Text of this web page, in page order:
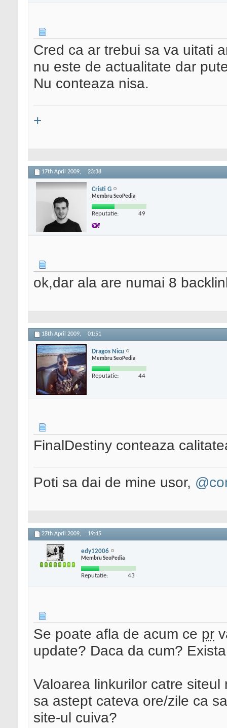
Cred ca ar trebui sa va uitati
nu este de actualitate dar
Nu conteaza nisa.
+
17th April 2009, 23:38
Cristi G
Membru SeoPedia
Reputatie: 49
ok,dar ala are numai 8
18th April 2009, 01:51
Dragos Nicu
Membru SeoPedia
Reputatie: 44
FinalDestiny conteaza
Poti sa dai de mine usor,
27th April 2009, 19:45
edy12006
Membru SeoPedia
Reputatie: 43
Se poate afla de acum ce pr
update? Daca da cum?
Valoarea linkurilor catre
sa astept cateva ore/zile ca
site-ul cuiva?